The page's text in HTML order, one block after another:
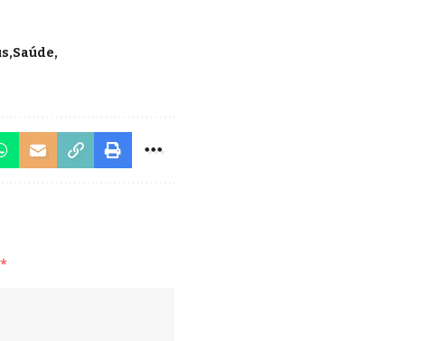
Saúde
*